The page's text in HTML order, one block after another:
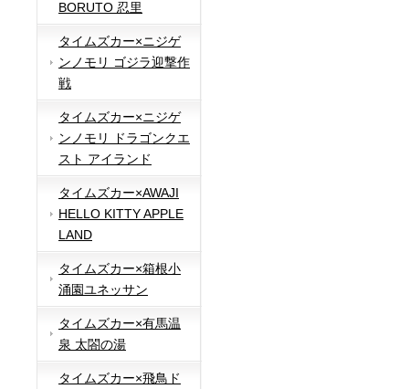
BORUTO 忍里
タイムズカー×ニジゲ
ンノモリ ゴジラ迎撃作
戦
タイムズカー×ニジゲ
ンノモリ ドラゴンクエ
スト アイランド
タイムズカー×AWAJI
HELLO KITTY APPLE
LAND
タイムズカー×箱根小
涌園ユネッサン
タイムズカー×有馬温
泉 太閤の湯
タイムズカー×飛鳥ド